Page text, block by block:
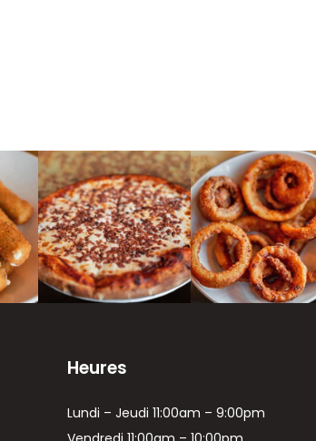
Heures
Lundi – Jeudi 11:00am – 9:00pm